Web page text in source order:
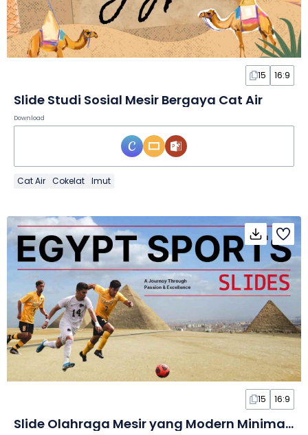
15 16:9
Slide Studi Sosial Mesir Bergaya Cat Air
Download
Cat Air Cokelat Imut
15 16:9
Slide Olahraga Mesir yang Modern Minimalis